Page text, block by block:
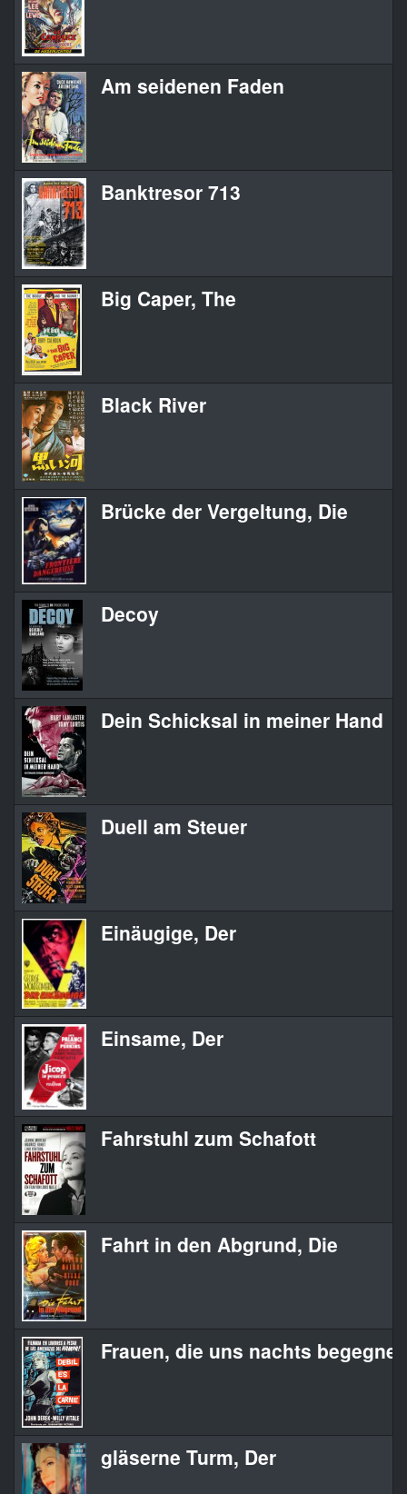
Am seidenen Faden
Banktresor 713
Big Caper, The
Black River
Brücke der Vergeltung, Die
Decoy
Dein Schicksal in meiner Hand
Duell am Steuer
Einäugige, Der
Einsame, Der
Fahrstuhl zum Schafott
Fahrt in den Abgrund, Die
Frauen, die uns nachts
gläserne Turm, Der